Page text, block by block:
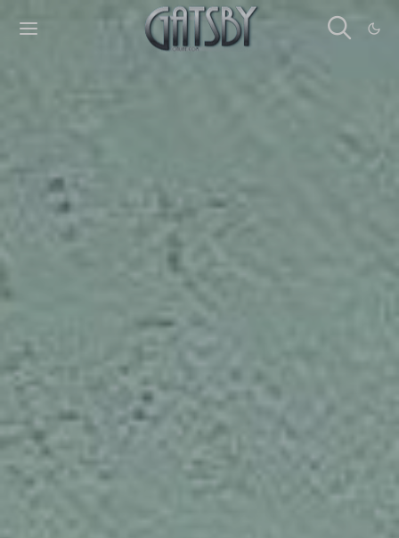
Cookies management panel